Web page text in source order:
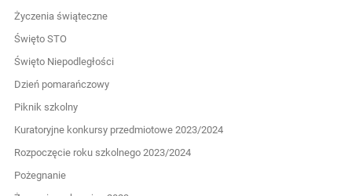
Życzenia świąteczne
Święto STO
Święto Niepodległości
Dzień pomarańczowy
Piknik szkolny
Kuratoryjne konkursy przedmiotowe 2023/2024
Rozpoczęcie roku szkolnego 2023/2024
Pożegnanie